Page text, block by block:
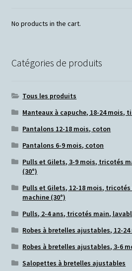
No products in the cart.
Catégories de produits
Tous les produits
Manteaux à capuche, 18-24 mois,
Pantalons 12-18 mois, coton
Pantalons 6-9 mois, coton
Pulls et Gilets, 3-9 mois, tricotés
(30°)
Pulls et Gilets, 12-18 mois,
machine (30°)
Pulls, 2-4 ans, tricotés main,
Robes à bretelles ajustables, 12-
Robes à bretelles ajustables, 3-6
Salopettes à bretelles ajustables